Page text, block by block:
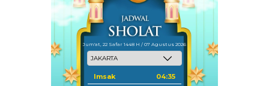
Jum'at, 22 Safar 1448 H / 07 Agustus 2026
Imsak 04:35